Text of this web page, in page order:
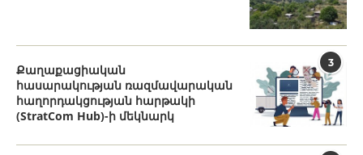
3
Քաղաքացիական
հասարակության ռազմավարական
հաղորդակցության հարթակի
(StratCom Hub)-ի մեկնարկ